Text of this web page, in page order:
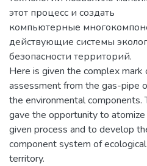
этот процесс и создать
компьютерные
действующие системы
безопасности территорий.
Here is given the complex
assessment from the gas-pipe
the environmental components.
gave the opportunity to
given process and to develop
component system of
territory.